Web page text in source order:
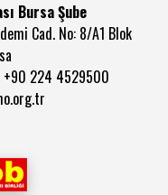
Bursa Şube
Cad. No: 8/A1 Blok
+90 224 4529500